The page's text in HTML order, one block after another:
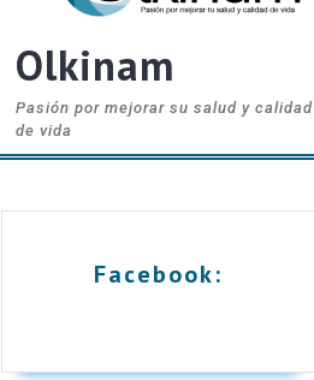
Olkinam
Pasión por mejorar su salud y calidad
de vida
Facebook: